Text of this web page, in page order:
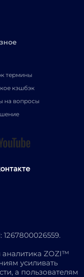
термины
кэшбэк
на вопросы
ZOZI™
усиливать
а пользователям